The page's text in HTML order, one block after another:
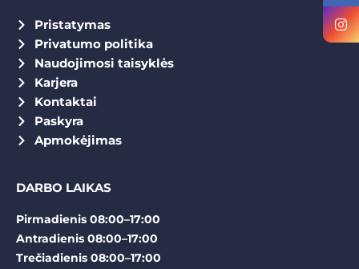
Pristatymas
Privatumo politika
Naudojimosi taisyklės
Karjera
Kontaktai
Paskyra
Apmokėjimas
DARBO LAIKAS
Pirmadienis 08:00–17:00
Antradienis 08:00–17:00
Trečiadienis 08:00–17:00